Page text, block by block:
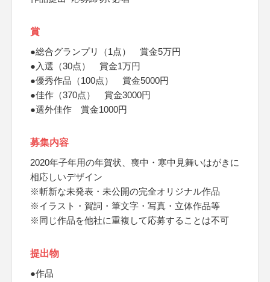
賞
●総合グランプリ（1点） 賞金5万円
●入選（30点） 賞金1万円
●優秀作品（100点） 賞金5000円
●佳作（370点） 賞金3000円
●選外佳作 賞金1000円
募集内容
2020年子年用の年賀状、喪中・寒中見舞いはがきに
相応しいデザイン
※斬新な未発表・未公開の完全オリジナル作品
※イラスト・賀詞・筆文字・写真・立体作品等
※同じ作品を他社に重複して応募することは不可
提出物
●作品